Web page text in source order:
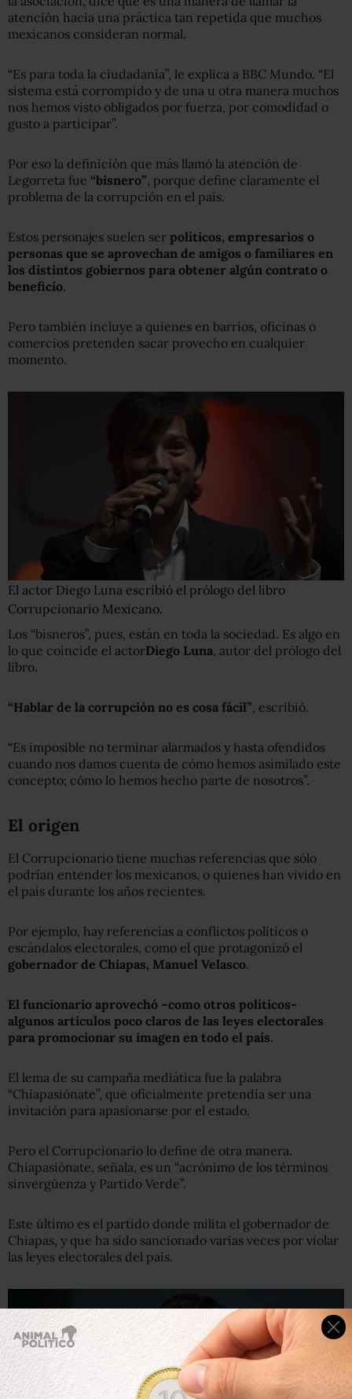
atención hacia una práctica tan repetida que muchos
mexicanos consideran normal.
“Es para toda la ciudadanía”, le explica a BBC Mundo. “El
sistema está corrompido y de una u otra manera muchos
nos hemos visto obligados por fuerza, por comodidad o
gusto a participar”.
Por eso la definición que más llamó la atención de
Legorreta fue “bisnero” , porque define claramente el
problema de la corrupción en el país.
Estos personajes suelen ser políticos, empresarios o
personas que se aprovechan de amigos o familiares en
los distintos gobiernos para obtener algún contrato o
beneficio.
Pero también incluye a quienes en barrios, oficinas o
comercios pretenden sacar provecho en cualquier
momento.
El actor Diego Luna escribió el prólogo del libro
Corrupcionario Mexicano.
Los “bisneros”, pues, están en toda la sociedad. Es algo en
lo que coincide el actorDiego Luna, autor del prólogo del
libro.
“Hablar de la corrupción no es cosa fácil”, escribió.
“Es imposible no terminar alarmados y hasta ofendidos
cuando nos damos cuenta de cómo hemos asimilado este
concepto; cómo lo hemos hecho parte de nosotros”.
El origen
El Corrupcionario tiene muchas referencias que sólo
podrían entender los mexicanos, o quienes han vivido en
el país durante los años recientes.
Por ejemplo, hay referencias a conflictos políticos o
escándalos electorales, como el que protagonizó el
gobernador de Chiapas, Manuel Velasco.
El funcionario aprovechó –como otros políticos-
algunos artículos poco claros de las leyes electorales
para promocionar su imagen en todo el país.
El lema de su campaña mediática fue la palabra
“Chiapasiónate”, que oficialmente pretendía ser una
invitación para apasionarse por el estado.
Pero el Corrupcionario lo define de otra manera.
Chiapasiónate, señala, es un “acrónimo de los términos
sinvergüenza y Partido Verde”.
Este último es el partido donde milita el gobernador de
Chiapas, y que ha sido sancionado varias veces por violar
las leyes electorales del país.